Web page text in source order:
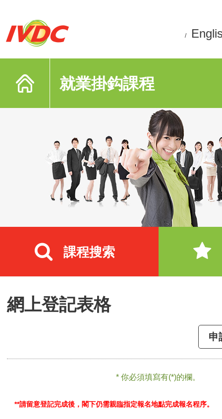
/
就業掛鈎課程
課程搜索
網上登記表格
申
* 你必須填寫有(*)的欄。
**請留意登記完成後，閣下仍需親臨指定報名地點完成報名程序。